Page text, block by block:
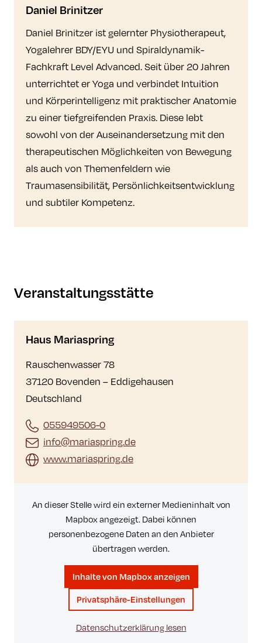
Daniel Brinitzer
Daniel Brinitzer ist gelernter Physiotherapeut,
Yogalehrer BDY/EYU und Spiraldynamik-
Fachkraft Level Advanced. Seit über 20 Jahren
unterrichtet er Yoga und verbindet Intuition
und Körperintelligenz mit praktischer Anatomie
zu einer tiefgreifenden Praxis. Diese lebt
sowohl von der Auseinandersetzung mit den
therapeutischen Möglichkeiten von Bewegung
als auch von Themenfeldern wie
Traumasensibilität, Persönlichkeitsentwicklung
und subtiler Kompetenz.
Veranstaltungsstätte
Haus Mariaspring
Rauschenwasser 78
37120 Bovenden – Eddigehausen
Deutschland
055949506-0
info@mariaspring.de
www.mariaspring.de
An dieser Stelle wird ein externer Medieninhalt von
Mapbox angezeigt. Dabei können
personenbezogene Daten an den Anbieter
übertragen werden.
Inhalte von Mapbox anzeigen
Privatsphäre-Einstellungen
Datenschutzerklärung lesen